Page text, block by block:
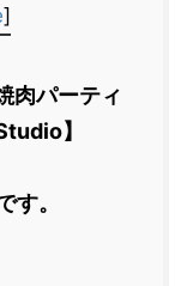
]
肉パーティ
】
す。